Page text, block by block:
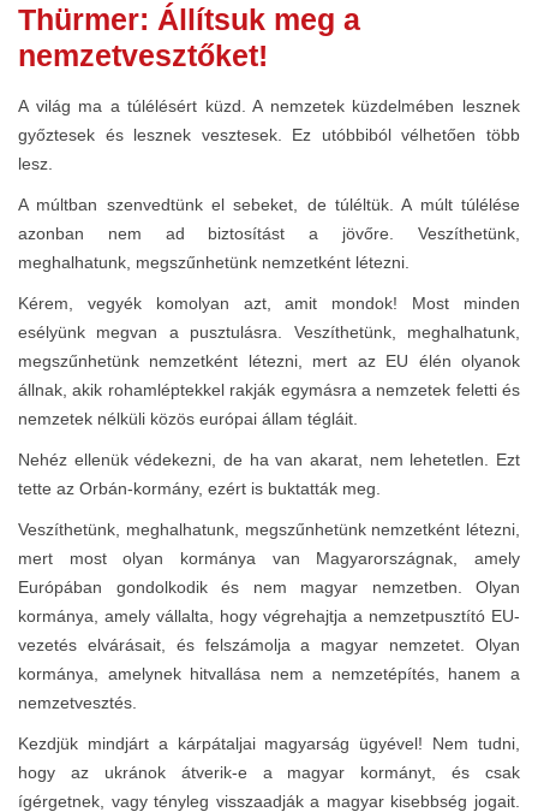
Thürmer: Állítsuk meg a
nemzetvesztőket!
A világ ma a túlélésért küzd. A nemzetek küzdelmében lesznek
győztesek és lesznek vesztesek. Ez utóbbiból vélhetően több
lesz.
A múltban szenvedtünk el sebeket, de túléltük. A múlt túlélése
azonban nem ad biztosítást a jövőre. Veszíthetünk,
meghalhatunk, megszűnhetünk nemzetként létezni.
Kérem, vegyék komolyan azt, amit mondok! Most minden
esélyünk megvan a pusztulásra. Veszíthetünk, meghalhatunk,
megszűnhetünk nemzetként létezni, mert az EU élén olyanok
állnak, akik rohamléptekkel rakják egymásra a nemzetek feletti és
nemzetek nélküli közös európai állam tégláit.
Nehéz ellenük védekezni, de ha van akarat, nem lehetetlen. Ezt
tette az Orbán-kormány, ezért is buktatták meg.
Veszíthetünk, meghalhatunk, megszűnhetünk nemzetként létezni,
mert most olyan kormánya van Magyarországnak, amely
Európában gondolkodik és nem magyar nemzetben. Olyan
kormánya, amely vállalta, hogy végrehajtja a nemzetpusztító EU-
vezetés elvárásait, és felszámolja a magyar nemzetet. Olyan
kormánya, amelynek hitvallása nem a nemzetépítés, hanem a
nemzetvesztés.
Kezdjük mindjárt a kárpátaljai magyarság ügyével! Nem tudni,
hogy az ukránok átverik-e a magyar kormányt, és csak
ígérgetnek, vagy tényleg visszaadják a magyar kisebbség jogait.